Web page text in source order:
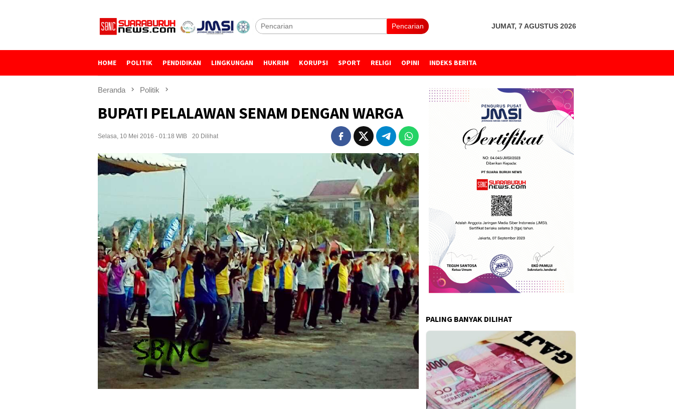
Pencarian JUMAT, 7 AGUSTUS 2026
HOME POLITIK PENDIDIKAN LINGKUNGAN HUKRIM KORUPSI SPORT RELIGI OPINI INDEKS BERITA
Beranda Politik
BUPATI PELALAWAN SENAM DENGAN WARGA
Selasa, 10 Mei 2016 - 01:18 WIB 20 Dilihat
PALING BANYAK DILIHAT